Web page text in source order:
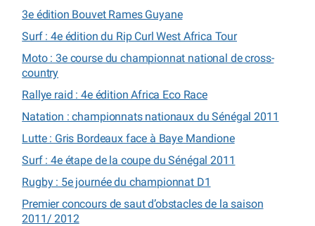
3e édition Bouvet Rames Guyane
Surf : 4e édition du Rip Curl West Africa Tour
Moto : 3e course du championnat national de cross-
country
Rallye raid : 4e édition Africa Eco Race
Natation : championnats nationaux du Sénégal 2011
Lutte : Gris Bordeaux face à Baye Mandione
Surf : 4e étape de la coupe du Sénégal 2011
Rugby : 5e journée du championnat D1
Premier concours de saut d’obstacles de la saison
2011/ 2012